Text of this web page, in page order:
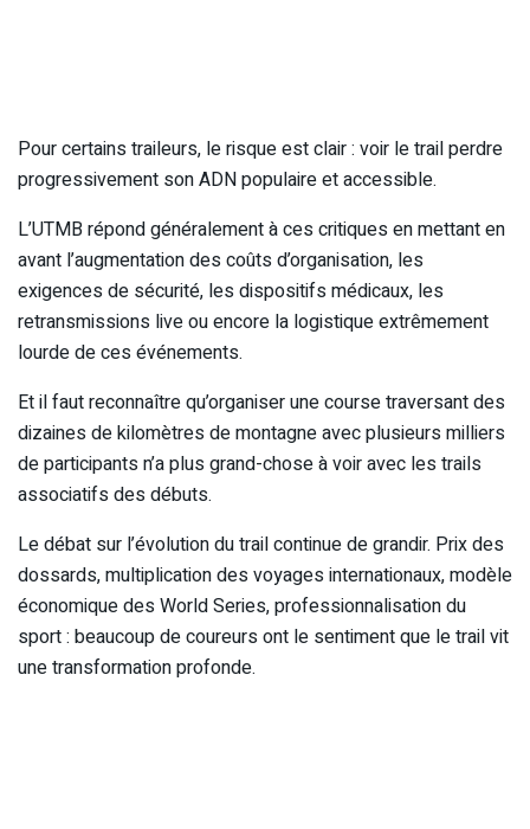
Pour certains traileurs, le risque est clair : voir le trail perdre
progressivement son ADN populaire et accessible.
L’UTMB répond généralement à ces critiques en mettant en
avant l’augmentation des coûts d’organisation, les
exigences de sécurité, les dispositifs médicaux, les
retransmissions live ou encore la logistique extrêmement
lourde de ces événements.
Et il faut reconnaître qu’organiser une course traversant des
dizaines de kilomètres de montagne avec plusieurs milliers
de participants n’a plus grand-chose à voir avec les trails
associatifs des débuts.
Le débat sur l’évolution du trail continue de grandir. Prix des
dossards, multiplication des voyages internationaux, modèle
économique des World Series, professionnalisation du
sport : beaucoup de coureurs ont le sentiment que le trail vit
une transformation profonde.